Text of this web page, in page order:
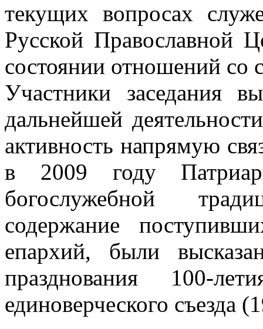
текущих вопросах
Русской Православной
состоянии отношений со
Участники заседания
дальнейшей
активность напрямую
в 2009 году
богослужебной
содержание
епархий, были
празднования 100-
единоверческого съезда